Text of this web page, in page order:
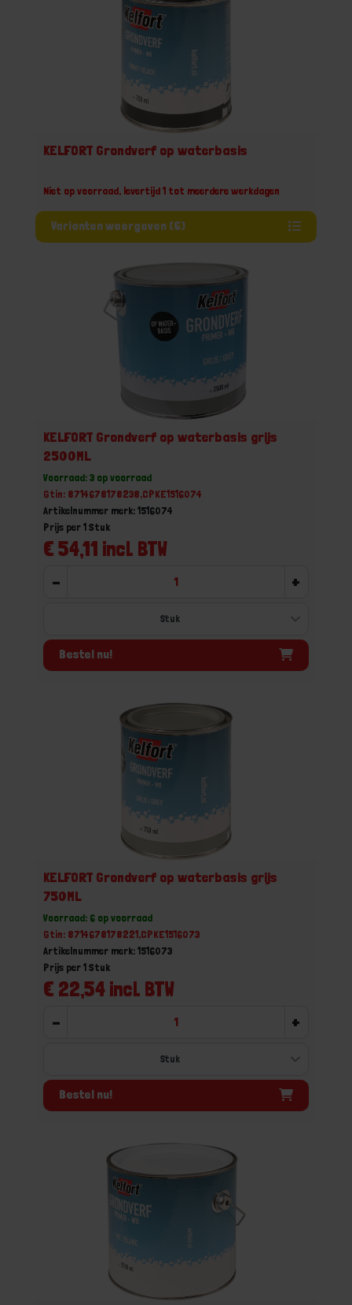
KELFORT Grondverf op waterbasis
Niet op voorraad, levertijd 1 tot meerdere werkdagen
Varianten weergeven (6)
KELFORT Grondverf op waterbasis grijs
2500ML
Voorraad: 3 op voorraad
Gtin: 8714678178238,CPKE1516074
Artikelnummer merk: 1516074
€ 54,11 incl. BTW
Prijs per 1 Stuk
- +
Bestel nu!
KELFORT Grondverf op waterbasis grijs
750ML
Voorraad: 6 op voorraad
Gtin: 8714678178221,CPKE1516073
Artikelnummer merk: 1516073
€ 22,54 incl. BTW
Prijs per 1 Stuk
- +
Bestel nu!